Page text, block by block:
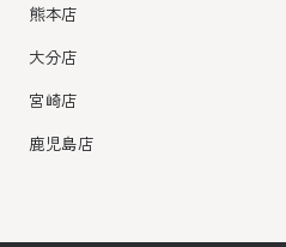
熊本店
大分店
宮崎店
鹿児島店